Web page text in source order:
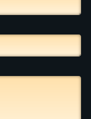
Нальчик
Нарьян-Мар
Ниж. Новгород
Новокузнецк